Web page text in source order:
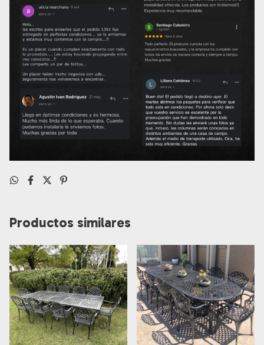
Productos similares